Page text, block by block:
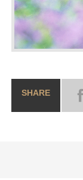
SHARE